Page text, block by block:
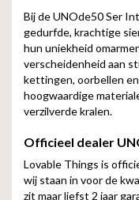
Bij de UNOde50 Ser
gedurfde, krachtige
hun uniekheid
verscheidenheid aan
kettingen, oorbellen
hoogwaardige
verzilverde kralen.
Officieel dealer
Lovable Things is
wij staan in voor de
zit maar liefst 2 jaar